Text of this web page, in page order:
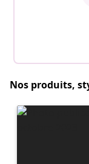
Nos produits,